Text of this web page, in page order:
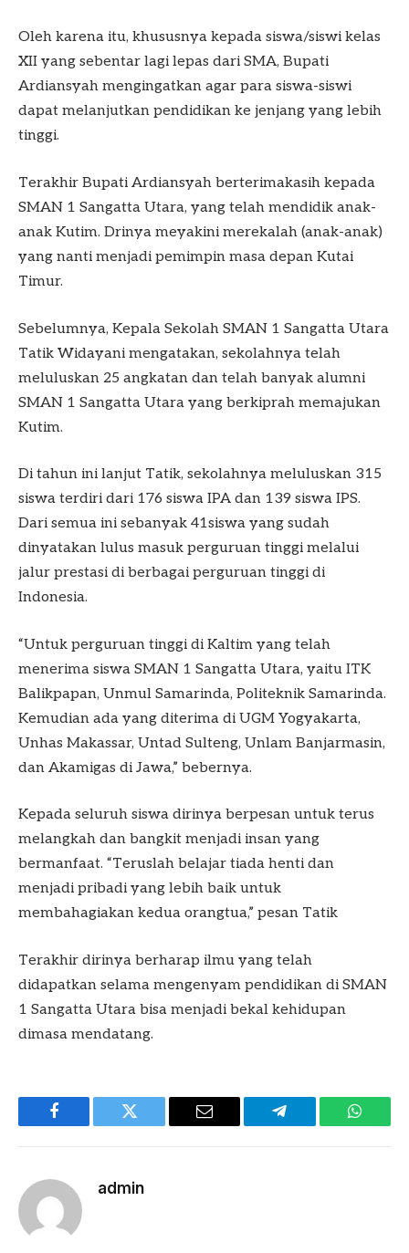
Oleh karena itu, khususnya kepada siswa/siswi kelas
XII yang sebentar lagi lepas dari SMA, Bupati
Ardiansyah mengingatkan agar para siswa-siswi
dapat melanjutkan pendidikan ke jenjang yang lebih
tinggi.
Terakhir Bupati Ardiansyah berterimakasih kepada
SMAN 1 Sangatta Utara, yang telah mendidik anak-
anak Kutim. Drinya meyakini merekalah (anak-anak)
yang nanti menjadi pemimpin masa depan Kutai
Timur.
Sebelumnya, Kepala Sekolah SMAN 1 Sangatta Utara
Tatik Widayani mengatakan, sekolahnya telah
meluluskan 25 angkatan dan telah banyak alumni
SMAN 1 Sangatta Utara yang berkiprah memajukan
Kutim.
Di tahun ini lanjut Tatik, sekolahnya meluluskan 315
siswa terdiri dari 176 siswa IPA dan 139 siswa IPS.
Dari semua ini sebanyak 41siswa yang sudah
dinyatakan lulus masuk perguruan tinggi melalui
jalur prestasi di berbagai perguruan tinggi di
Indonesia.
“Untuk perguruan tinggi di Kaltim yang telah
menerima siswa SMAN 1 Sangatta Utara, yaitu ITK
Balikpapan, Unmul Samarinda, Politeknik Samarinda.
Kemudian ada yang diterima di UGM Yogyakarta,
Unhas Makassar, Untad Sulteng, Unlam Banjarmasin,
dan Akamigas di Jawa,” bebernya.
Kepada seluruh siswa dirinya berpesan untuk terus
melangkah dan bangkit menjadi insan yang
bermanfaat. “Teruslah belajar tiada henti dan
menjadi pribadi yang lebih baik untuk
membahagiakan kedua orangtua,” pesan Tatik
Terakhir dirinya berharap ilmu yang telah
didapatkan selama mengenyam pendidikan di SMAN
1 Sangatta Utara bisa menjadi bekal kehidupan
dimasa mendatang.
Facebook Twitter Email Telegram
admin